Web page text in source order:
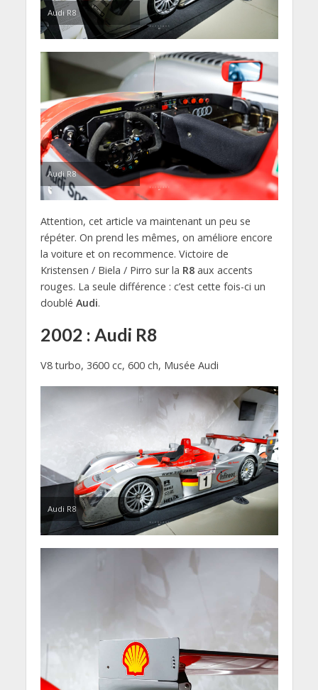
Audi R8
Audi R8
Attention, cet article va maintenant un peu se
répéter. On prend les mêmes, on améliore encore
la voiture et on recommence. Victoire de
Kristensen / Biela / Pirro sur la R8aux accents
rouges. La seule différence : c’est cette fois-ci un
doublé Audi.
2002 : Audi R8
V8 turbo, 3600 cc, 600 ch, Musée Audi
Audi R8